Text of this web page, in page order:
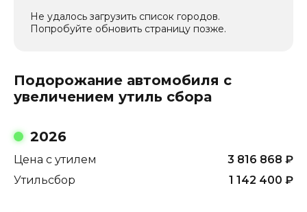
Не удалось загрузить список городов.
Попробуйте обновить страницу позже.
Подорожание автомобиля с
увеличением утиль сбора
2026
Цена с утилем 3 816 868 ₽
Утильсбор
1 142 400 ₽